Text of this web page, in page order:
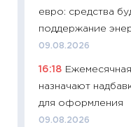
евро: средства
поддержание
09.08.2026
16:18
назначают
для оформления
09.08.2026